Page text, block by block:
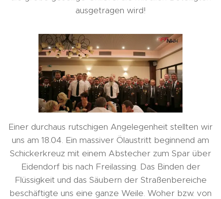
ausgetragen wird!
Einer durchaus rutschigen Angelegenheit stellten wir
uns am 18.04. Ein massiver Ölaustritt beginnend am
Schickerkreuz mit einem Abstecher zum Spar über
Eidendorf bis nach Freilassing. Das Binden der
Flüssigkeit und das Säubern der Straßenbereiche
beschäftigte uns eine ganze Weile. Woher bzw. von